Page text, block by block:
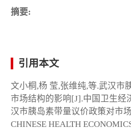
摘要:
引用本文
文小桐,杨 莹,张维纯,等.武汉市
市场结构的影响[J].中国卫生经
汉市胰岛素带量议价政策对市
CHINESE HEALTH